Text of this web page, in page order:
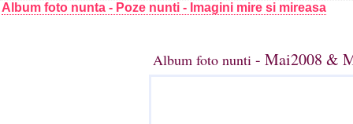
Album foto nunta - Poze nunti - Imagini mire si mireasa
Album foto nunti - Mai2008 &